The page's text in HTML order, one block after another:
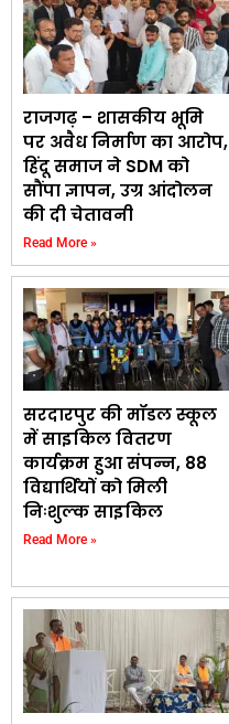
राजगढ़ – शासकीय भूमि
पर अवैध निर्माण का आरोप,
हिंदू समाज ने SDM को
सौंपा ज्ञापन, उग्र आंदोलन
की दी चेतावनी
Read More »
सरदारपुर की मॉडल स्कूल
में साइकिल वितरण
कार्यक्रम हुआ संपन्न, 88
विद्यार्थियों को मिली
निःशुल्क साइकिल
Read More »